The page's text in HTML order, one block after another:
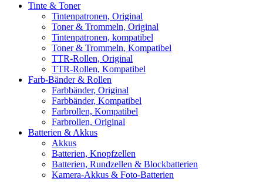
Tinte & Toner
Tintenpatronen, Original
Toner & Trommeln, Original
Tintenpatronen, kompatibel
Toner & Trommeln, Kompatibel
TTR-Rollen, Original
TTR-Rollen, Kompatibel
Farb-Bänder & Rollen
Farbbänder, Original
Farbbänder, Kompatibel
Farbrollen, Kompatibel
Farbrollen, Original
Batterien & Akkus
Akkus
Batterien, Knopfzellen
Batterien, Rundzellen & Blockbatterien
Kamera-Akkus & Foto-Batterien